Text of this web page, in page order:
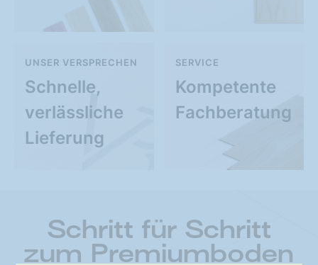
Schnelle,
verlässliche
Lieferung
UNSER VERSPRECHEN
Kompetente
Fachberatung
SERVICE
Schritt für Schritt
zum Premiumboden